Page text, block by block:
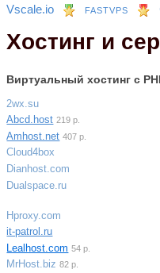
Vscale.io
FASTVPS
Хостинг и
Виртуальный хостинг c
2wx.su
Abcd.host 219 р.
Amhost.net 407 р.
Cloud4box
Dianhost.com
Dualspace.ru
Hproxy.com
it-patrol.ru
Lealhost.com 54 р.
MrHost.biz 82 р.